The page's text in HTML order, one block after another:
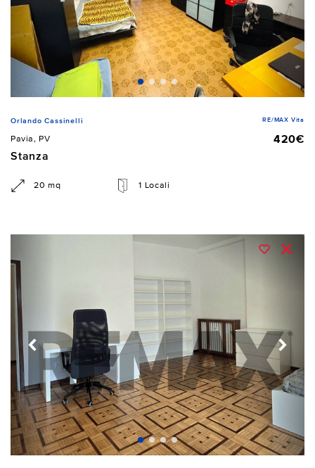
Orlando Cassinelli RE/MAX Vita
Pavia, PV
420€
Stanza
20 mq 1 Locali